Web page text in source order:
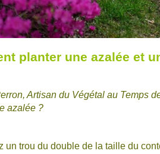
planter une azalée et
Artisan du Végétal au Temps
azalée ?
un trou du double de la taille du